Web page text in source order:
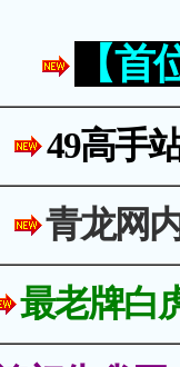
【
49高手
青龙网
最老牌白